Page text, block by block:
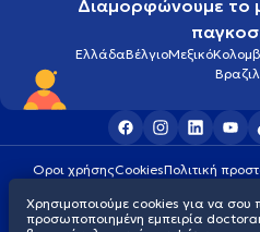
Διαμορφώνουμε το
ΕλλάδαΒέλγιοΜεξικό
Οροι χρήσηςCookiesΠολιτική
Χρησιμοποιούμε cookies για να σου
προσωποποιημένη εμπειρία